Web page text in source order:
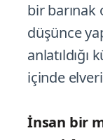
bir barınak
düşünce
anlatıldığı
içinde
İnsan bir